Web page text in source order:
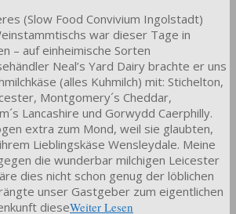
(Slow Food Convivium Ingolstadt)
war dieser Tage in
– auf einheimische Sorten
Neal’s Yard Dairy brachte er uns
(alles Kuhmilch) mit: Stichelton,
Montgomery´s Cheddar,
Lancashire und Gorwydd Caerphilly.
extra zum Mond, weil sie glaubten,
Lieblingskäse Wensleydale. Meine
die wunderbar milchigen Leicester
dies nicht schon genug der löblichen
unser Gastgeber zum eigentlichen
dieseWeiter Lesen